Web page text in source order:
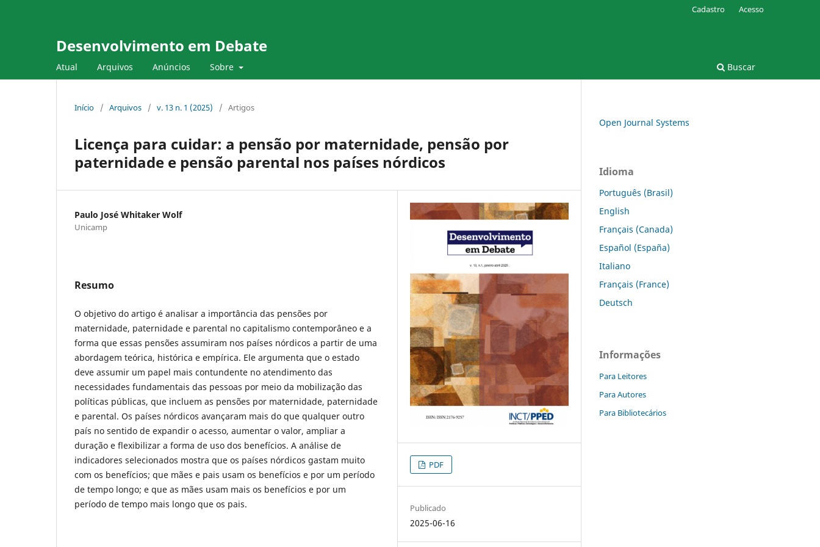
Desenvolvimento em Debate
Atual Arquivos Anúncios Sobre Buscar
Cadastro Acesso
Início / Arquivos / v. 13 n. 1 (2025) / Artigos
Licença para cuidar: a pensão por maternidade, pensão por
paternidade e pensão parental nos países nórdicos
Paulo José Whitaker Wolf
Unicamp
Resumo
O objetivo do artigo é analisar a importância das pensões por
maternidade, paternidade e parental no capitalismo contemporâneo e a
forma que essas pensões assumiram nos países nórdicos a partir de uma
abordagem teórica, histórica e empírica. Ele argumenta que o estado
deve assumir um papel mais contundente no atendimento das
necessidades fundamentais das pessoas por meio da mobilização das
políticas públicas, que incluem as pensões por maternidade, paternidade
e parental. Os países nórdicos avançaram mais do que qualquer outro
país no sentido de expandir o acesso, aumentar o valor, ampliar a
duração e flexibilizar a forma de uso dos benefícios. A análise de
indicadores selecionados mostra que os países nórdicos gastam muito
com os benefícios; que mães e pais usam os benefícios e por um período
de tempo longo; e que as mães usam mais os benefícios e por um
período de tempo mais longo que os pais.
PDF
Publicado
2025-06-16
Open Journal Systems
Idioma
Português (Brasil)
English
Français (Canada)
Español (España)
Italiano
Français (France)
Deutsch
Informações
Para Leitores
Para Autores
Para Bibliotecários